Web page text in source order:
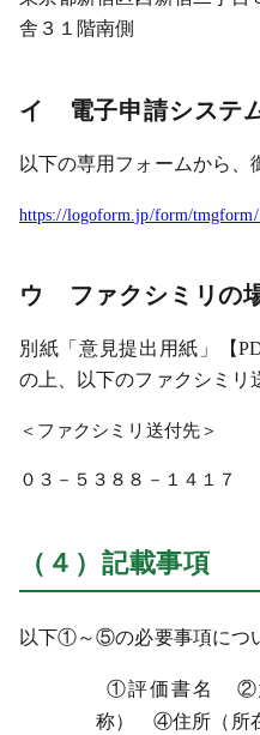
舎３１階南側
イ 電子申請システ
以下の専用フォームから、
https://logoform.jp/form/tmgform/
ウ ファクシミリの
別紙「意見提出用紙」【
の上、以下のファクシミリ
＜ファクシミリ送付先＞
０３－５３８８－１４１７
（４）記載事項
以下①～⑤の必要事項につ
①評価書名 ②意見
称） ④住所（所